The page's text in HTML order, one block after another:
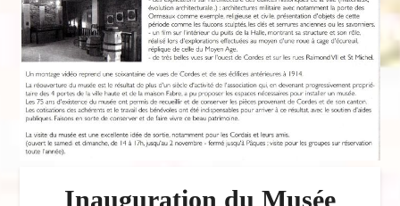
Inauguration du Musée